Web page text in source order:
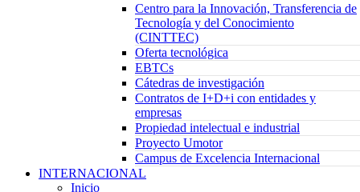
Centro para la Innovación, Transferencia de
Tecnología y del Conocimiento
(CINTTEC)
Oferta tecnológica
EBTCs
Cátedras de investigación
Contratos de I+D+i con entidades y
empresas
Propiedad intelectual e industrial
Proyecto Umotor
Campus de Excelencia Internacional
INTERNACIONAL
Inicio